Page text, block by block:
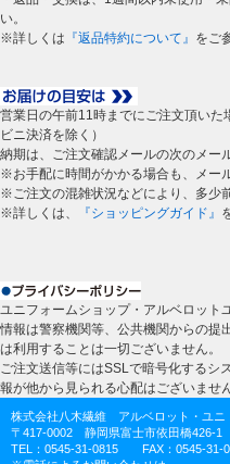
い。
※詳しくは 『返品特約について』 をご
営業日の午前11時までにご注文頂い
ビニ決済を除く）
納期は、ご注文確認メールの次のメー
※お手配に時間がかかる場合も、メー
※ご注文の混雑状況などにより、多少
※詳しくは、
『ショッピングガイド』
ユニフォームショップ・アルベロット
情報は警察機関等、公共機関からの提
は利用することは一切ございません。
ご注文送信等にはSSLで暗号化するシ
報が他から見られる心配はございませ
株式会社八木繊維 アルベロット・ユニ
〒417-0002 静岡県富士市依田橋426-1
TEL：0545-31-0815 FAX：0545-31-